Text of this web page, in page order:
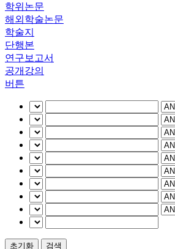
학위논문
해외학술논문
학술지
단행본
연구보고서
공개강의
버튼